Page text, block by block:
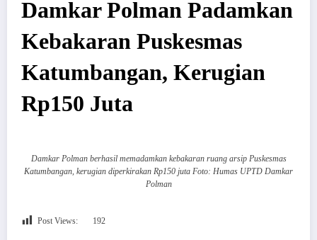
Damkar Polman Padamkan
Kebakaran Puskesmas
Katumbangan, Kerugian
Rp150 Juta
Damkar Polman berhasil memadamkan kebakaran ruang arsip Puskesmas
Katumbangan, kerugian diperkirakan Rp150 juta Foto: Humas UPTD Damkar
Polman
Post Views: 192